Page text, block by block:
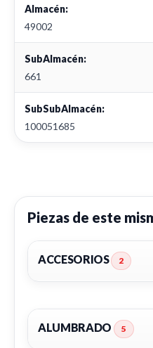
Almacén:
49002
SubAlmacén:
661
SubSubAlmacén:
100051685
Piezas de este
ACCESORIOS 2
ALUMBRADO 5